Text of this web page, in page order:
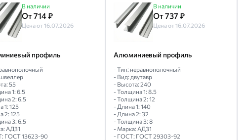
В наличии
От 714 ₽
Цена от 16.07.2026
профиль
55
1: 6.5
2: 6.5
1: 125
2: 125
3: 6.5
АД31
ГОСТ 13623-90
В наличии
От 737 ₽
Цена от 16.07.2026
Алюминиевый профиль
- Тип: неравнополочный
- Вид: двутавр
- Высота: 240
- Толщина 1: 8.5
- Толщина 2: 12
- Длина 1: 140
- Длина 2: 32
- Толщина 3: 8
- Марка: АД31
- ГОСТ: ГОСТ 29303-92